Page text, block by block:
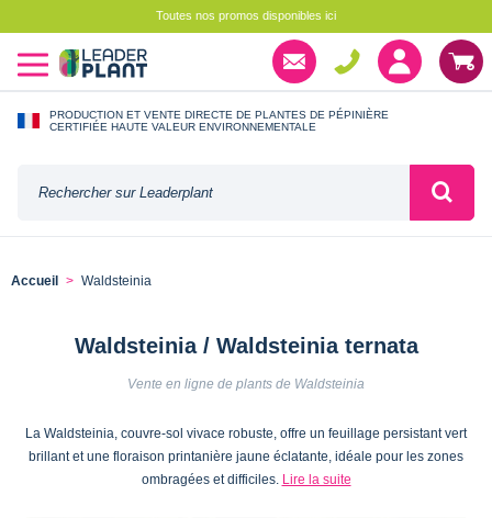
Toutes nos promos disponibles ici
PRODUCTION ET VENTE DIRECTE DE PLANTES DE PÉPINIÈRE
CERTIFIÉE HAUTE VALEUR ENVIRONNEMENTALE
Accueil Waldsteinia
Waldsteinia / Waldsteinia ternata
Vente en ligne de plants de Waldsteinia
La Waldsteinia, couvre-sol vivace robuste, offre un feuillage persistant vert
brillant et une floraison printanière jaune éclatante, idéale pour les zones
ombragées et difficiles. Lire la suite